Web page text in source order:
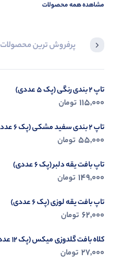
مشاهده همه محصولات
پرفروش ترین محصولات
تاپ 2 بندی رنگی (پک 5 عددی)
115,000 تومان
تاپ 2 بندی سفید مشکی (پک 6 عددی)
55,000 تومان
تاپ بافت یقه دلبر (پک 6 عددی)
149,000 تومان
تاپ بافت یقه لوزی (پک 6 عددی)
62,000 تومان
کلاه بافت گلدوزی میکس (پک 12 عددی)
27,000 تومان
شومیز پیراهنی جیب نما حراجی(پک 6 عددی)
199,000 تومان